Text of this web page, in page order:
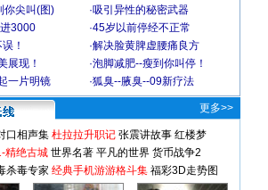
你尖叫(图) ·吸引异性的秘密武器
3000 ·45岁以前停经不正常
！ ·解决脸黄脾虚腰痛良方
展现！ ·泡脚减肥--瘦到你叫停！
一片明镜 ·狐臭--腋臭--09新疗法
更多>>
口相声集 杜拉拉升职记 张震讲故事 红楼梦
精绝古城 世界名著 平凡的世界 货币战争2
杀毒专家 经典手机游游格斗集 福彩3D走势图